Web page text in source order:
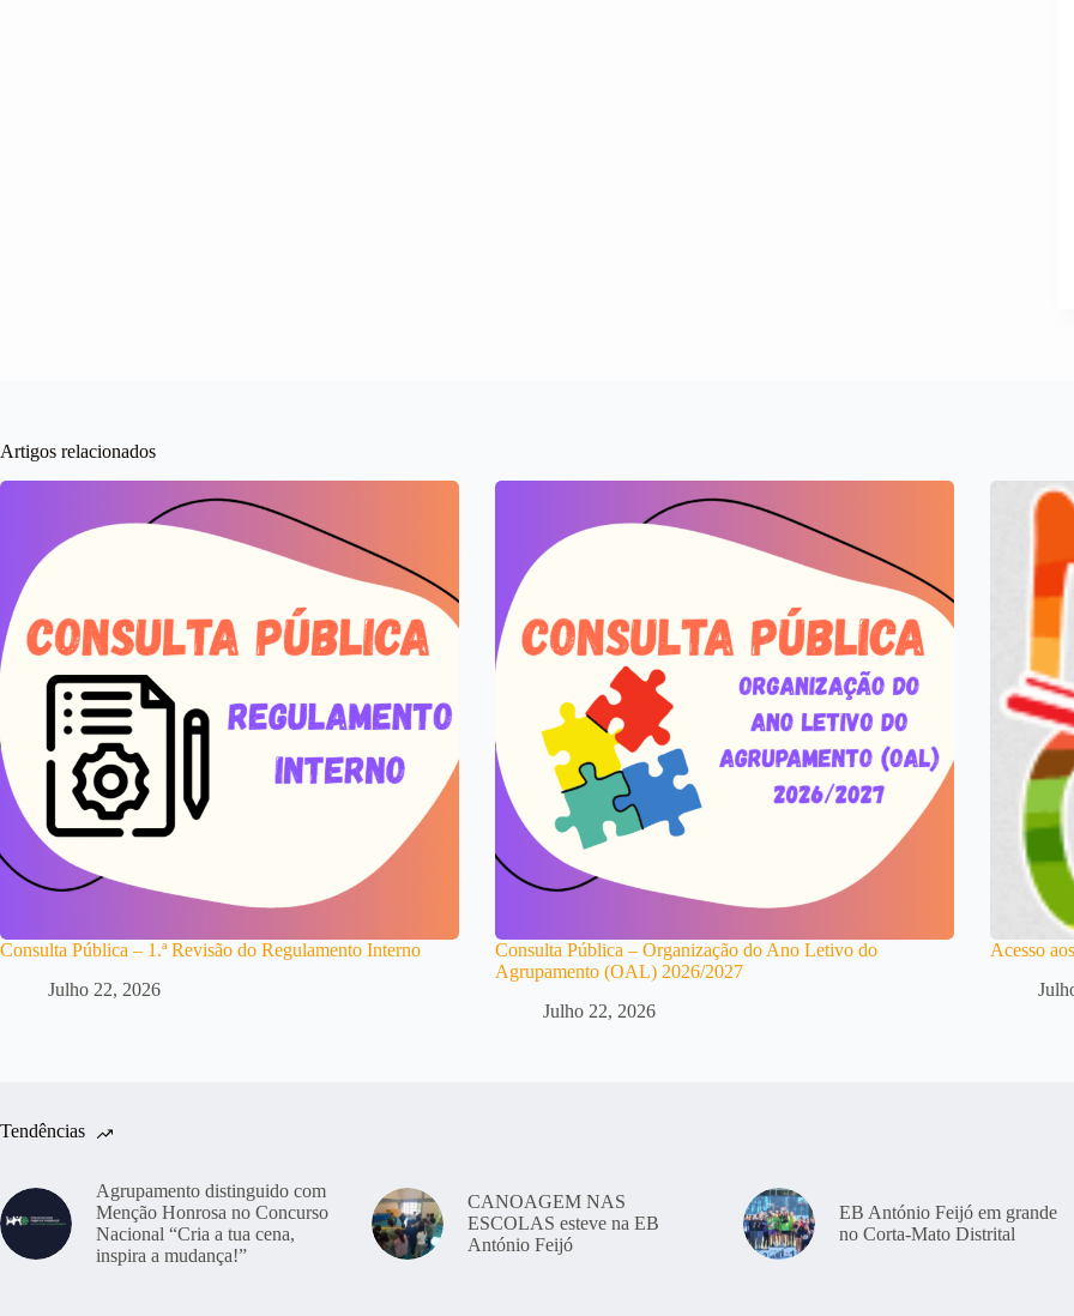
Artigos relacionados
Consulta Pública – 1.ª Revisão do Regulamento Interno
Julho 22, 2026
Consulta Pública – Organização do Ano Letivo do
Agrupamento (OAL) 2026/2027
Julho 22, 2026
Acesso
Tendências
Agrupamento distinguido com
Menção Honrosa no Concurso
Nacional “Cria a tua cena,
inspira a mudança!”
CANOAGEM NAS
ESCOLAS esteve na EB
António Feijó
EB António Feijó em grande
no Corta-Mato Distrital